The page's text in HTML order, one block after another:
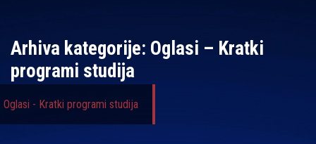
Arhiva kategorije: Oglasi – Kratki
programi studija
Oglasi - Kratki programi studija